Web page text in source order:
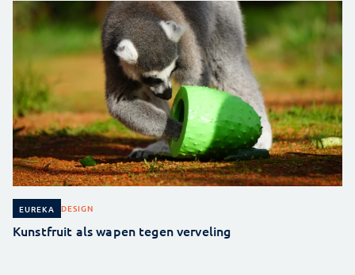
EUREKA DESIGN
Kunstfruit als wapen tegen verveling